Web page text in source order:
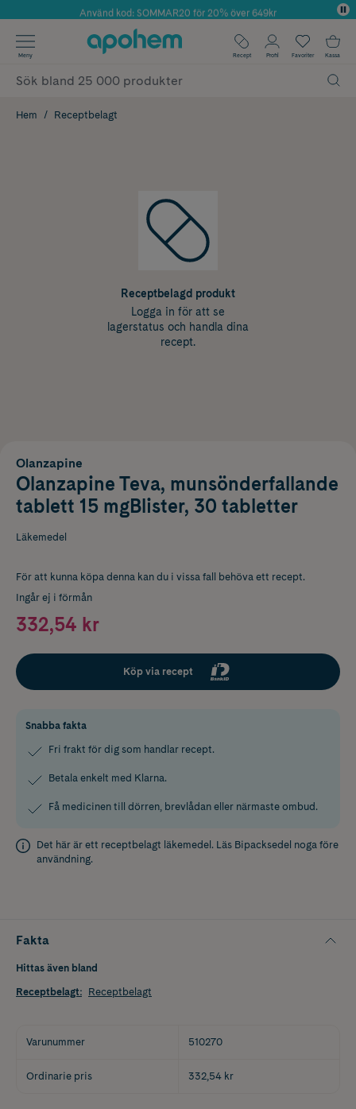
Årets Butik 2025 inom Skönhet
Använd kod: SOMMAR20 för 20% över 649kr
✓ Fri frakt
✓ Poäng på alla köp*
Meny Recept Profil Favoriter Kassa
Hem Receptbelagt
Receptbelagd produkt
Logga in för att se
lagerstatus och handla dina
recept.
Olanzapine
Olanzapine Teva, munsönderfallande
tablett 15 mgBlister, 30 tabletter
Läkemedel
För att kunna köpa denna kan du i vissa fall behöva ett recept.
Ingår ej i förmån
332,54 kr
Köp via recept
Snabba fakta
Fri frakt för dig som handlar recept.
Betala enkelt med Klarna.
Få medicinen till dörren, brevlådan eller närmaste ombud.
Det här är ett receptbelagt läkemedel. Läs Bipacksedel noga före
användning.
Fakta
Hittas även bland
Receptbelagt: Receptbelagt
Varunummer 510270
Ordinarie pris 332,54 kr